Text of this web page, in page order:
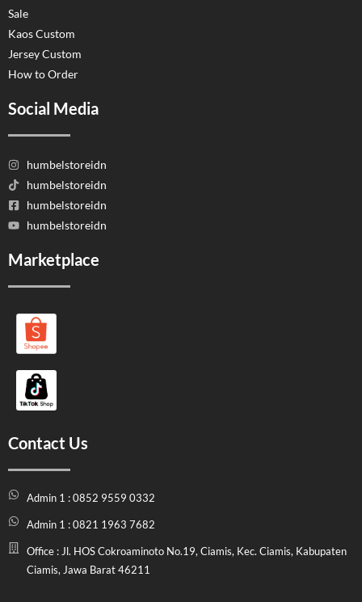
Sale
Kaos Custom
Jersey Custom
How to Order
Social Media
humbelstoreidn
humbelstoreidn
humbelstoreidn
humbelstoreidn
Marketplace
Contact Us
Admin 1 : 0852 9559 0332
Admin 1 : 0821 1963 7682
Office : Jl. HOS Cokroaminoto No.19, Ciamis, Kec. Ciamis, Kabupaten
Ciamis, Jawa Barat 46211